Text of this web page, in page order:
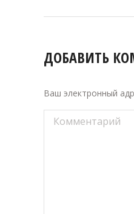
ДОБАВИТЬ
Ваш электронный
Комментарий